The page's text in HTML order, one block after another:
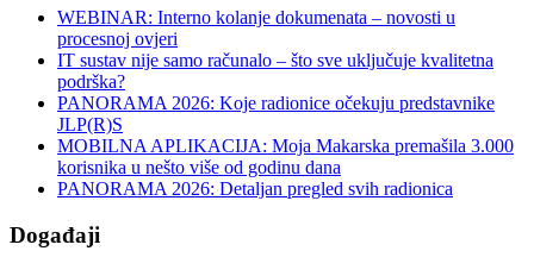
WEBINAR: Interno kolanje dokumenata – novosti u
procesnoj ovjeri
IT sustav nije samo računalo – što sve uključuje kvalitetna
podrška?
PANORAMA 2026: Koje radionice očekuju predstavnike
JLP(R)S
MOBILNA APLIKACIJA: Moja Makarska premašila 3.000
korisnika u nešto više od godinu dana
PANORAMA 2026: Detaljan pregled svih radionica
Događaji